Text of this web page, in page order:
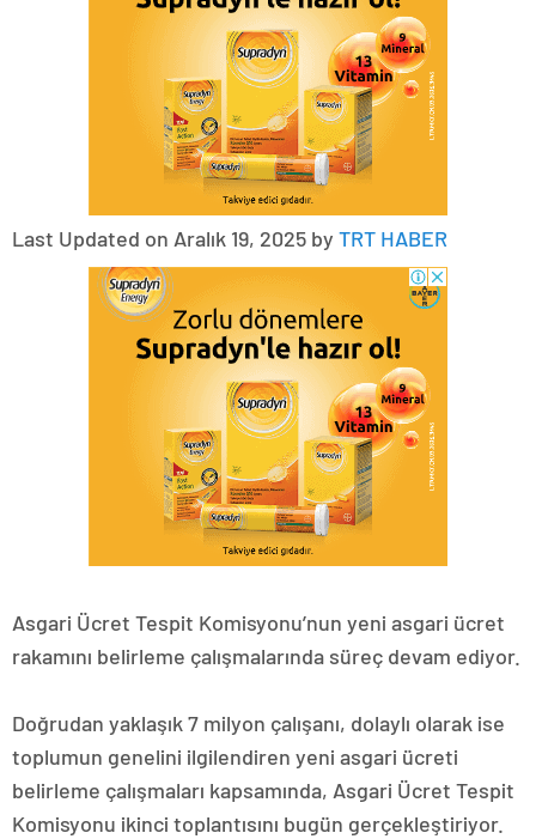
Last Updated on Aralık 19, 2025 by TRT HABER
Asgari Ücret Tespit Komisyonu’nun yeni asgari ücret
rakamını belirleme çalışmalarında süreç devam ediyor.
Doğrudan yaklaşık 7 milyon çalışanı, dolaylı olarak ise
toplumun genelini ilgilendiren yeni asgari ücreti
belirleme çalışmaları kapsamında, Asgari Ücret Tespit
Komisyonu ikinci toplantısını bugün gerçekleştiriyor.